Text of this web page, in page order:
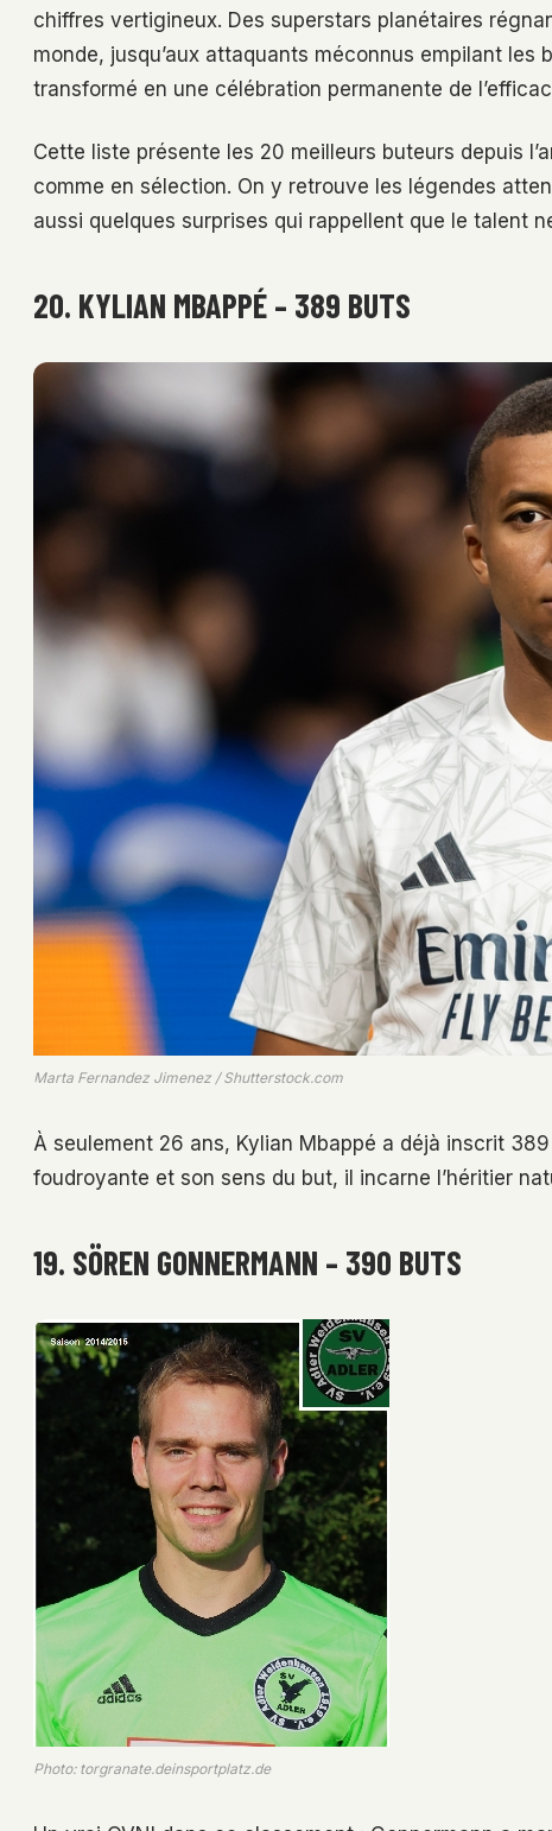
chiffres vertigineux. Des superstars planétaires
monde, jusqu’aux attaquants méconnus empilant les
transformé en une célébration permanente de
Cette liste présente les 20 meilleurs buteurs depuis
comme en sélection. On y retrouve les légendes
aussi quelques surprises qui rappellent que le talent
20. KYLIAN MBAPPÉ – 389 BUTS
Marta Fernandez Jimenez / Shutterstock.com
À seulement 26 ans, Kylian Mbappé a déjà inscrit
foudroyante et son sens du but, il incarne l’héritier
19. SÖREN GONNERMANN – 390 BUTS
Photo: torgranate.deinsportplatz.de